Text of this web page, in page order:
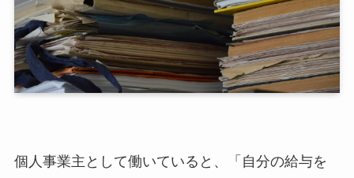
個人事業主として働いていると、「自分の給与を